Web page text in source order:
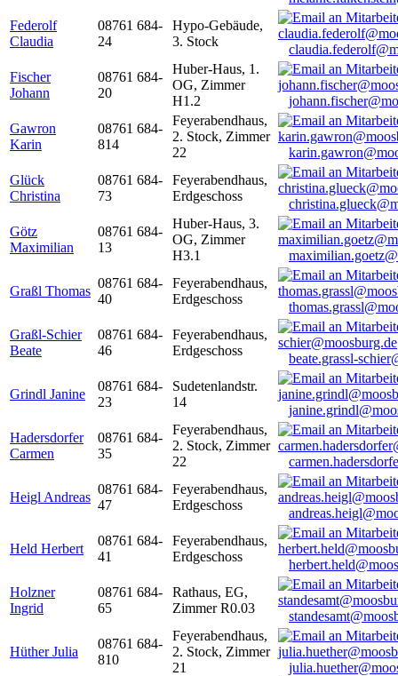
Federolf
Claudia
08761 684-
24
Hypo-Gebäude,
3. Stock
Fischer
Johann
08761 684-
20
Huber-Haus, 1.
OG, Zimmer
H1.2
Gawron
Karin
08761 684-
814
Feyerabendhaus,
2. Stock, Zimmer
22
Glück
Christina
08761 684-
73
Feyerabendhaus,
Erdgeschoss
Götz
Maximilian
08761 684-
13
Huber-Haus, 3.
OG, Zimmer
H3.1
Graßl Thomas
08761 684-
40
Feyerabendhaus,
Erdgeschoss
Graßl-Schier
Beate
08761 684-
46
Feyerabendhaus,
Erdgeschoss
beate.grassl-
Grindl Janine
08761 684-
23
Sudetenlandstr.
14
Hadersdorfer
Carmen
08761 684-
35
Feyerabendhaus,
2. Stock, Zimmer
22
Heigl Andreas
08761 684-
47
Feyerabendhaus,
Erdgeschoss
Held Herbert
08761 684-
41
Feyerabendhaus,
Erdgeschoss
Holzner
Ingrid
08761 684-
65
Rathaus, EG,
Zimmer R0.03
Hüther Julia
08761 684-
810
Feyerabendhaus,
2. Stock, Zimmer
21